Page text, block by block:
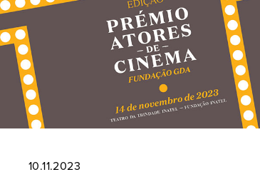
10.11.2023